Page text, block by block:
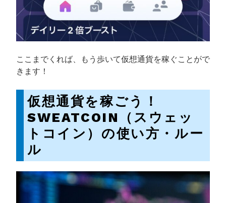
ここまでくれば、もう歩いて仮想通貨を稼ぐことがで
きます！
仮想通貨を稼ごう！
SWEATCOIN（スウェッ
トコイン）の使い方・ルー
ル